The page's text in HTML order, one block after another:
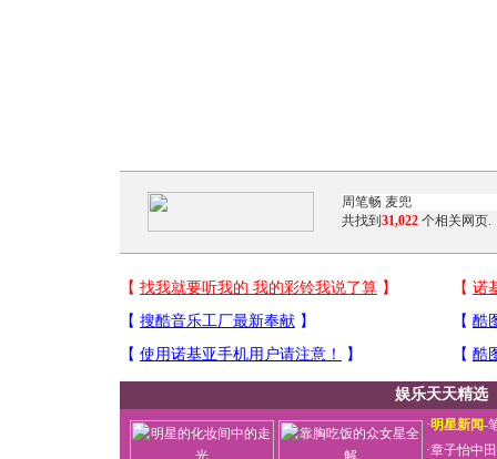
共找到 31,022 个相关网页.
娱乐天天精选
·明星新闻-
·章子怡中